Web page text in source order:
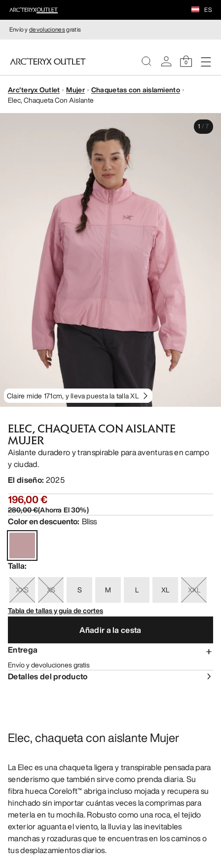
ES
Envío ydevolucionesgratis
0
MUJERE
Arc'teryx Outlet Mujer
Chaquetas con aislamiento
Elec, Chaqueta Con Aislante
Claire mide 171cm, y lleva puesta la talla XL
1 / 7
ELEC, CHAQUETA CON AISLANTE
MUJER
Aislante duradero y transpirable para aventuras en campo
y ciudad.
El diseño: 2025
196,00 €
280,00 €(Ahorra El30%)
Color en descuento: Bliss
Talla:
XXS XS S M L XL
XXL
Tabla de tallas y guía de cortes
Añadir a la cesta
Entrega
Envío y devoluciones gratis
Detalles del producto
Elec, chaqueta con aislante Mujer
La Elec es una chaqueta ligera y transpirable pensada para
senderismo que también sirve como prenda diaria. Su
fibra hueca Coreloft™ abriga incluso mojada y recupera su
hinchado sin importar cuántas veces la comprimas para
meterla en tu mochila. Robusto como una roca, el tejido
exterior aguanta el viento, la lluvia y las inevitables
manchas y rozaduras que te encuentras en los caminos o
tus desplazamientos diarios.